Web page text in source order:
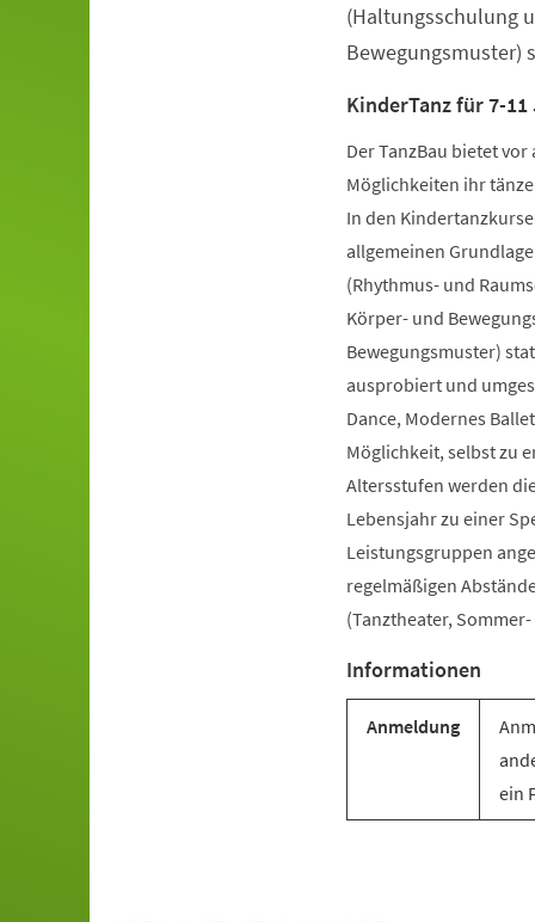
(Haltungsschulung
Bewegungsmuster)
KinderTanz für 7-
Der TanzBau bietet
Möglichkeiten ihr
In den
allgemeinen
(Rhythmus- und
Körper- und
Bewegungsmuster)
ausprobiert und
Dance, Modernes
Möglichkeit, selbst zu
Altersstufen werden
Lebensjahr zu einer
Leistungsgruppen
regelmäßigen
(Tanztheater,
Informationen
Anmeldung
ein